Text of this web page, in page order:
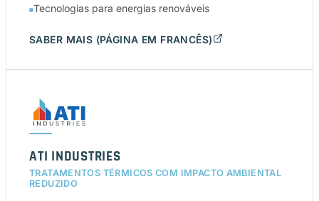
Tecnologias para energias renováveis
SABER MAIS (PÁGINA EM FRANCÊS)
ATI INDUSTRIES
TRATAMENTOS TÉRMICOS COM IMPACTO AMBIENTAL
REDUZIDO